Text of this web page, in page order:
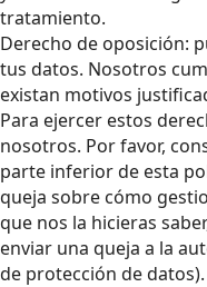
tratamiento.
Derecho de oposición:
tus datos. Nosotros
existan motivos
Para ejercer estos
nosotros. Por favor,
parte inferior de esta
queja sobre cómo
que nos la hicieras
enviar una queja a la
de protección de datos).